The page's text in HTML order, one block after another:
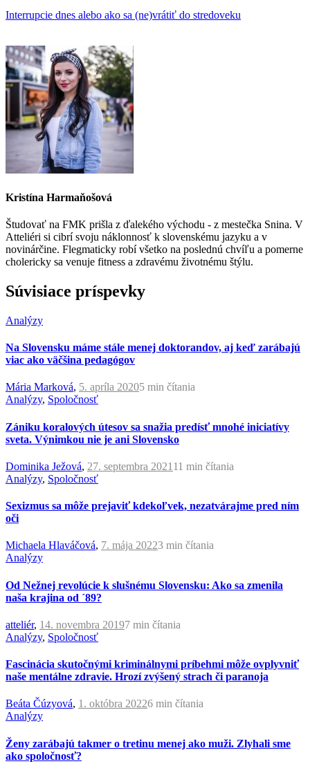
Interrupcie dnes alebo ako sa (ne)vrátiť do stredoveku
Kristína Harmaňošová
Študovať na FMK prišla z ďalekého východu - z mestečka Snina. V
Atteliéri si cibrí svoju náklonnosť k slovenskému jazyku a v
novinárčine. Flegmaticky robí všetko na poslednú chvíľu a pomerne
cholericky sa venuje fitness a zdravému životnému štýlu.
Súvisiace príspevky
Analýzy
Na Slovensku máme stále menej doktorandov, aj keď zarábajú
viac ako väčšina pedagógov
Mária Marková, 5. apríla 20205 min čítania
Analýzy, Spoločnosť
Zániku koralových útesov sa snažia predísť mnohé iniciatívy
sveta. Výnimkou nie je ani Slovensko
Dominika Ježová, 27. septembra 2021 11 min čítania
Analýzy, Spoločnosť
Sexizmus sa môže prejaviť kdekoľvek, nezatvárajme pred ním
oči
Michaela Hlaváčová, 7. mája 20223 min čítania
Analýzy
Od Nežnej revolúcie k slušnému Slovensku: Ako sa zmenila
naša krajina od ´89?
atteliér, 14. novembra 20197 min čítania
Analýzy, Spoločnosť
Fascinácia skutočnými kriminálnymi príbehmi môže ovplyvniť
naše mentálne zdravie. Hrozí zvýšený strach či paranoja
Beáta Čúzyová, 1. októbra 20226 min čítania
Analýzy
Ženy zarábajú takmer o tretinu menej ako muži. Zlyhali sme
ako spoločnosť?